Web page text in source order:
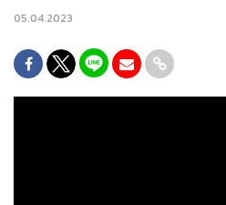
05.04.2023